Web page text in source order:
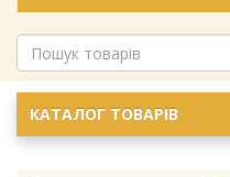
КАТАЛОГ ТОВАРІВ